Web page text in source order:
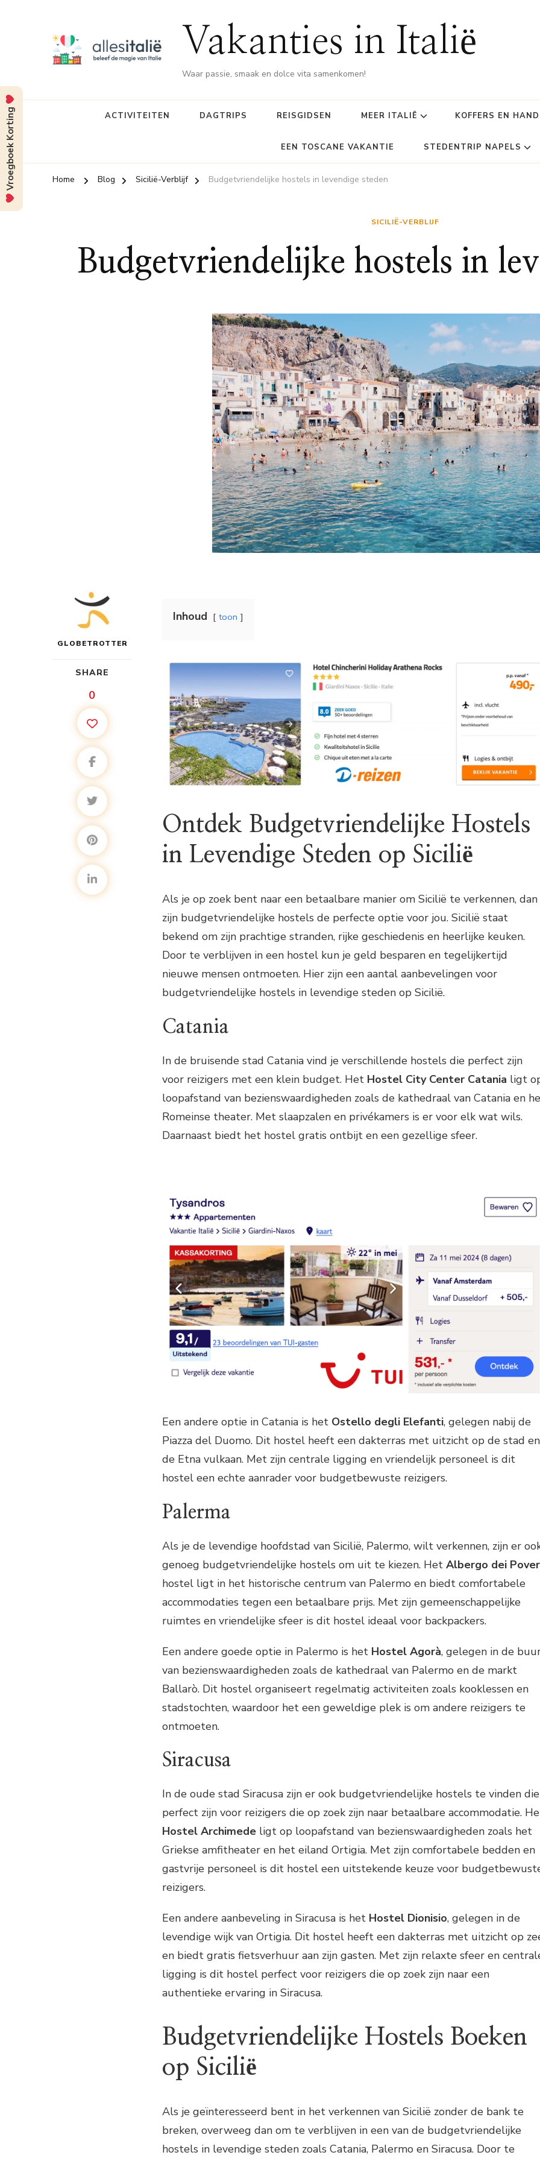
Vakanties in Italië
Waar passie, smaak en dolce vita samenkomen!
ACTIVITEITEN DAGTRIPS REISGIDSEN MEER ITALIË KOFFERS EN
EEN TOSCANE VAKANTIE STEDENTRIP NAPELS
Home Blog Sicilië-Verblijf Budgetvriendelijke hostels in levendige steden
SICILIË-VERBLIJF
Budgetvriendelijke hostels in
GLOBETROTTER
SHARE
0
Inhoud toon
Ontdek Budgetvriendelijke Hostels
in Levendige Steden op Sicilië
Als je op zoek bent naar een betaalbare manier om Sicilië te verkennen, dan
zijn budgetvriendelijke hostels de perfecte optie voor jou. Sicilië staat
bekend om zijn prachtige stranden, rijke geschiedenis en heerlijke keuken.
Door te verblijven in een hostel kun je geld besparen en tegelijkertijd
nieuwe mensen ontmoeten. Hier zijn een aantal aanbevelingen voor
budgetvriendelijke hostels in levendige steden op Sicilië.
Catania
In de bruisende stad Catania vind je verschillende hostels die perfect zijn
voor reizigers met een klein budget. Het Hostel City Center Catania ligt
loopafstand van bezienswaardigheden zoals de kathedraal van Catania en
Romeinse theater. Met slaapzalen en privékamers is er voor elk wat wils.
Daarnaast biedt het hostel gratis ontbijt en een gezellige sfeer.
Een andere optie in Catania is het Ostello degli Elefanti, gelegen nabij de
Piazza del Duomo. Dit hostel heeft een dakterras met uitzicht op de stad en
de Etna vulkaan. Met zijn centrale ligging en vriendelijk personeel is dit
hostel een echte aanrader voor budgetbewuste reizigers.
Palerma
Als je de levendige hoofdstad van Sicilië, Palermo, wilt verkennen, zijn er
genoeg budgetvriendelijke hostels om uit te kiezen. Het Albergo dei
hostel ligt in het historische centrum van Palermo en biedt comfortabele
accommodaties tegen een betaalbare prijs. Met zijn gemeenschappelijke
ruimtes en vriendelijke sfeer is dit hostel ideaal voor backpackers.
Een andere goede optie in Palermo is het Hostel Agorà, gelegen in de
van bezienswaardigheden zoals de kathedraal van Palermo en de markt
Ballarò. Dit hostel organiseert regelmatig activiteiten zoals kooklessen en
stadstochten, waardoor het een geweldige plek is om andere reizigers te
ontmoeten.
Siracusa
In de oude stad Siracusa zijn er ook budgetvriendelijke hostels te vinden die
perfect zijn voor reizigers die op zoek zijn naar betaalbare accommodatie.
Hostel Archimede ligt op loopafstand van bezienswaardigheden zoals het
Griekse amfitheater en het eiland Ortigia. Met zijn comfortabele bedden en
gastvrije personeel is dit hostel een uitstekende keuze voor
reizigers.
Een andere aanbeveling in Siracusa is het Hostel Dionisio, gelegen in de
levendige wijk van Ortigia. Dit hostel heeft een dakterras met uitzicht op
en biedt gratis fietsverhuur aan zijn gasten. Met zijn relaxte sfeer en
ligging is dit hostel perfect voor reizigers die op zoek zijn naar een
authentieke ervaring in Siracusa.
Budgetvriendelijke Hostels Boeken
op Sicilië
Als je geïnteresseerd bent in het verkennen van Sicilië zonder de bank te
breken, overweeg dan om te verblijven in een van de budgetvriendelijke
hostels in levendige steden zoals Catania, Palermo en Siracusa. Door te
Vroegboek Korting